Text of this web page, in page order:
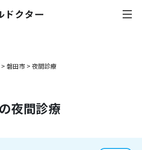
> 磐田市 > 夜間診療
の夜間診療